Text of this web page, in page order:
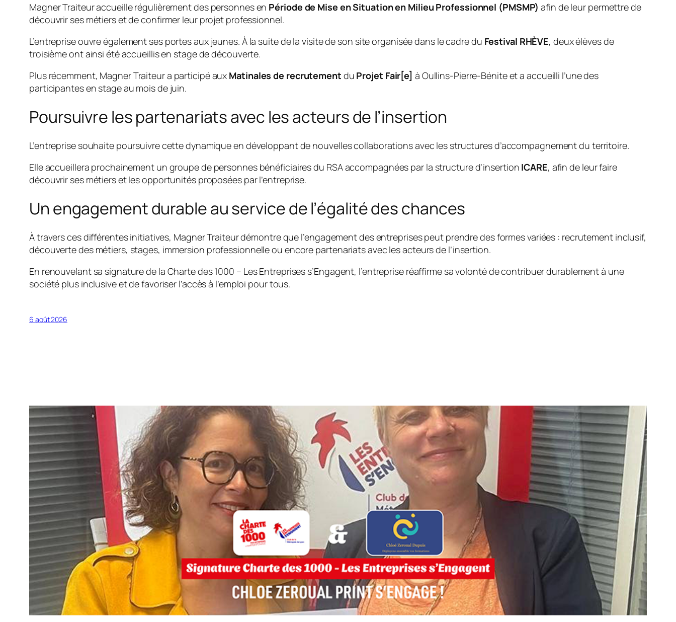
Magner Traiteur accueille régulièrement des personnes en Période de Mise en Situation en Milieu Professionnel (PMSMP) afin de leur permettre de
découvrir ses métiers et de confirmer leur projet professionnel.
L’entreprise ouvre également ses portes aux jeunes. À la suite de la visite de son site organisée dans le cadre du Festival RHÈVE, deux élèves de
troisième ont ainsi été accueillis en stage de découverte.
Plus récemment, Magner Traiteur a participé aux Matinales de recrutement du Projet Fair[e] à Oullins-Pierre-Bénite et a accueilli l’une des
participantes en stage au mois de juin.
Poursuivre les partenariats avec les acteurs de l’insertion
L’entreprise souhaite poursuivre cette dynamique en développant de nouvelles collaborations avec les structures d’accompagnement du territoire.
Elle accueillera prochainement un groupe de personnes bénéficiaires du RSA accompagnées par la structure d’insertion ICARE, afin de leur faire
découvrir ses métiers et les opportunités proposées par l’entreprise.
Un engagement durable au service de l’égalité des chances
À travers ces différentes initiatives, Magner Traiteur démontre que l’engagement des entreprises peut prendre des formes variées : recrutement inclusif,
découverte des métiers, stages, immersion professionnelle ou encore partenariats avec les acteurs de l’insertion.
En renouvelant sa signature de la Charte des 1000 – Les Entreprises s’Engagent, l’entreprise réaffirme sa volonté de contribuer durablement à une
société plus inclusive et de favoriser l’accès à l’emploi pour tous.
6 août 2026